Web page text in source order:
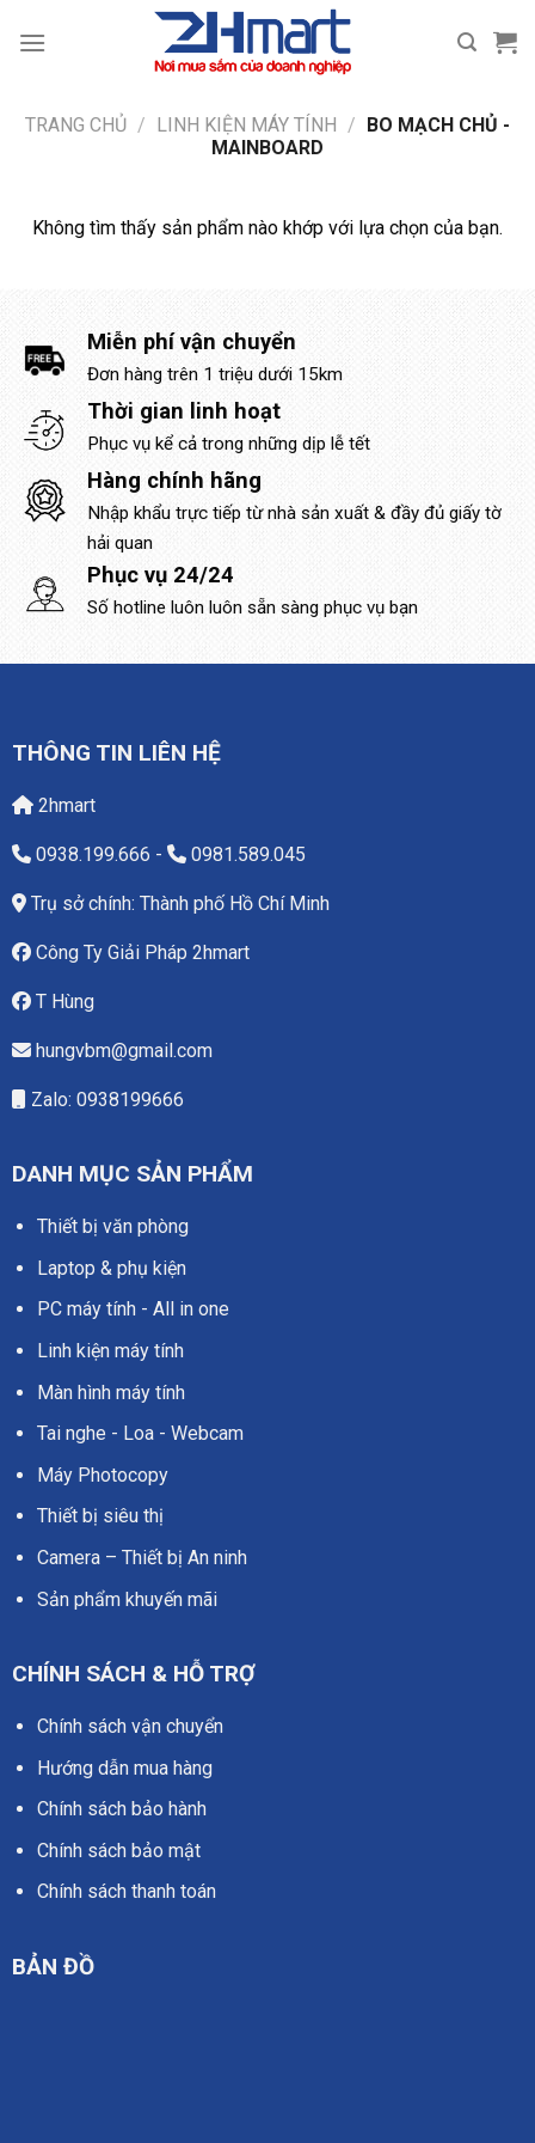
qua
TRANG CHỦ / LINH KIỆN MÁY TÍNH / BO MẠCH CHỦ -
MAINBOARD
Không tìm thấy sản phẩm nào khớp với lựa chọn của bạn.
Miễn phí vận chuyển
Đơn hàng trên 1 triệu dưới 15km
Thời gian linh hoạt
Phục vụ kể cả trong những dịp lễ tết
Hàng chính hãng
Nhập khẩu trực tiếp từ nhà sản xuất & đầy đủ giấy tờ
hải quan
Phục vụ 24/24
Số hotline luôn luôn sẵn sàng phục vụ bạn
THÔNG TIN LIÊN HỆ
2hmart
0938.199.666 - 0981.589.045
Trụ sở chính: Thành phố Hồ Chí Minh
Công Ty Giải Pháp 2hmart
T Hùng
hungvbm@gmail.com
Zalo: 0938199666
DANH MỤC SẢN PHẨM
Thiết bị văn phòng
Laptop & phụ kiện
PC máy tính - All in one
Linh kiện máy tính
Màn hình máy tính
Tai nghe - Loa - Webcam
Máy Photocopy
Thiết bị siêu thị
Camera – Thiết bị An ninh
Sản phẩm khuyến mãi
CHÍNH SÁCH & HỖ TRỢ
Chính sách vận chuyển
Hướng dẫn mua hàng
Chính sách bảo hành
Chính sách bảo mật
Chính sách thanh toán
BẢN ĐỒ